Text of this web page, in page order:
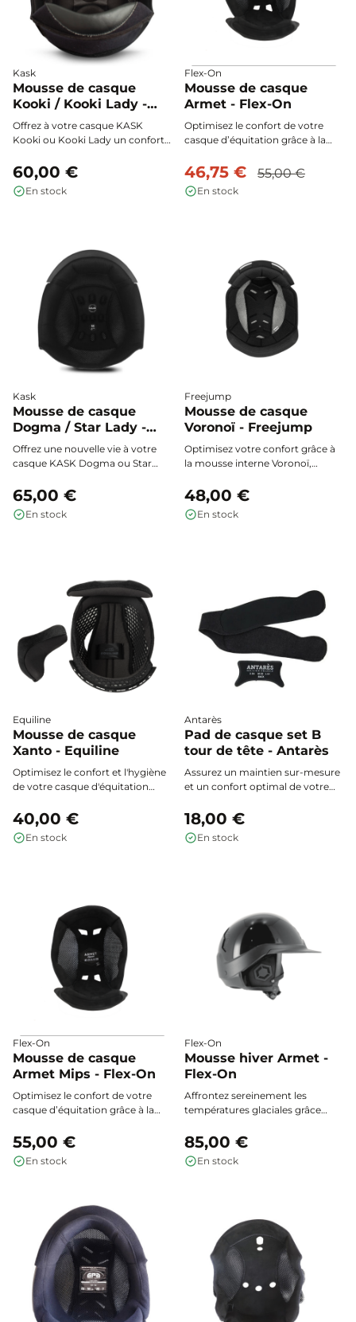
Kask
Mousse de casque
Kooki / Kooki Lady -
KASK
Offrez à votre casque KASK
Kooki ou Kooki Lady un confort
intérieure douce, amovible,
lavable et interchangeable.
60,00 €
En stock
Flex-On
Mousse de casque
Armet - Flex-On
Optimisez le confort de votre
casque d’équitation grâce à la
système L.A.C (Liner Adjust
Control) assure un ajustement
précis à la nuque, tandis que le
46,75 € 55,00 €
En stock
Kask
Mousse de casque
Dogma / Star Lady -
KASK
Offrez une nouvelle vie à votre
casque KASK Dogma ou Star
interchangeable garantit confort,
hygiène et maintien optimal à
chaque sortie.
65,00 €
En stock
Freejump
Mousse de casque
Voronoï - Freejump
Optimisez votre confort grâce à
la mousse interne Voronoï,
Freejump : un maintien
impeccable, une respirabilité
supérieure, et une adaptation
48,00 €
En stock
Equiline
Mousse de casque
Xanto - Equiline
Optimisez le confort et l'hygiène
de votre casque d'équitation
rembourrage 100% polyester,
respirant, lavable et facile à
installer pour une sensation de
40,00 €
En stock
Antarès
Pad de casque set B
tour de tête - Antarès
Assurez un maintien sur-mesure
et un confort optimal de votre
Set B arrière. Adaptés à toutes les
morphologies, ces mousses
internes s’ajustent au tour de
18,00 €
En stock
Flex-On
Mousse de casque
Armet Mips - Flex-On
Optimisez le confort de votre
casque d’équitation grâce à la
son système L.A.C (Liner Adjust
Control) assure un ajustement
précis à la nuque, tandis que le
à chaque sortie.
55,00 €
En stock
Flex-On
Mousse hiver Armet -
Flex-On
Affrontez sereinement les
températures glaciales grâce
spécialement conçu pour offrir
chaleur, confort et performance
dans les conditions les plus
85,00 €
En stock